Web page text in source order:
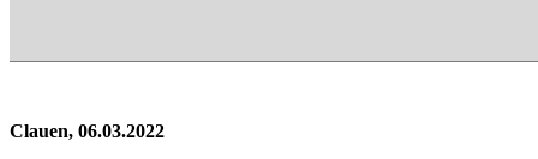
Clauen, 06.03.2022